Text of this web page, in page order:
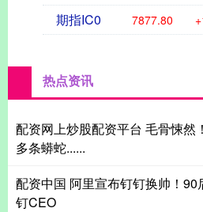
期指IC0 7877.80
热点资讯
配资网上炒股配资平台 毛骨悚然
多条蟒蛇......
配资中国 阿里宣布钉钉换帅！
钉CEO